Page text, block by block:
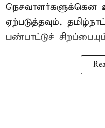
நெசவாளர்களுக்கென
ஏற்படுத்தவும்,
பண்பாட்டுச்